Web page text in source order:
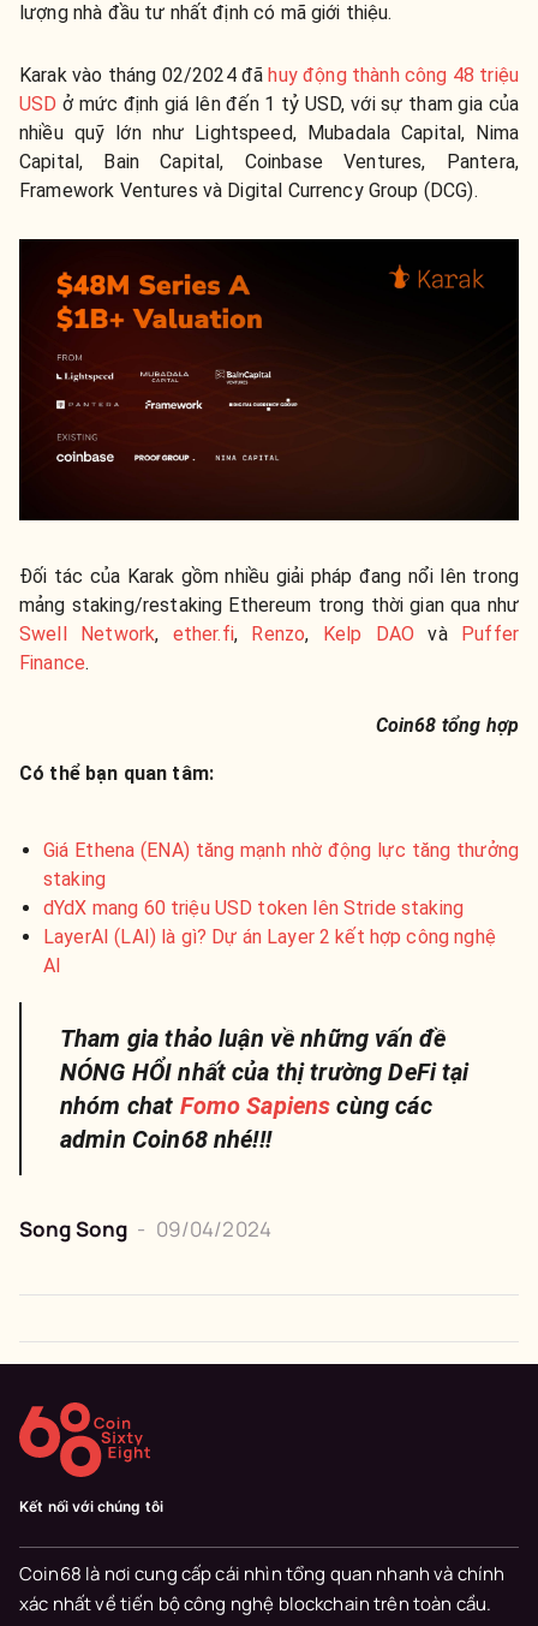
lượng nhà đầu tư nhất định có mã giới thiệu.
Karak vào tháng 02/2024 đã huy động thành công 48 triệu
USD ở mức định giá lên đến 1 tỷ USD, với sự tham gia của
nhiều quỹ lớn như Lightspeed, Mubadala Capital, Nima
Capital, Bain Capital, Coinbase Ventures, Pantera,
Framework Ventures và Digital Currency Group (DCG).
Đối tác của Karak gồm nhiều giải pháp đang nổi lên trong
mảng staking/restaking Ethereum trong thời gian qua như
Swell Network, ether.fi, Renzo, Kelp DAO và
Puffer
Finance.
Coin68 tổng hợp
Có thể bạn quan tâm:
Giá Ethena (ENA) tăng mạnh nhờ động lực tăng thưởng
staking
dYdX mang 60 triệu USD token lên Stride staking
LayerAI (LAI) là gì? Dự án Layer 2 kết hợp công nghệ
AI
Tham gia thảo luận về những vấn đề
NÓNG HỔI nhất của thị trường DeFi tại
nhóm chat Fomo Sapiens cùng các
admin Coin68 nhé!!!
Song Song - 09/04/2024
Kết nối với chúng tôi
Coin68 là nơi cung cấp cái nhìn tổng quan nhanh và chính
xác nhất về tiến bộ công nghệ blockchain trên toàn cầu.